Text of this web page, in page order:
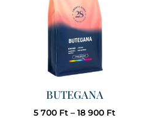
BUTEGANA
5 700 Ft – 18 900 Ft